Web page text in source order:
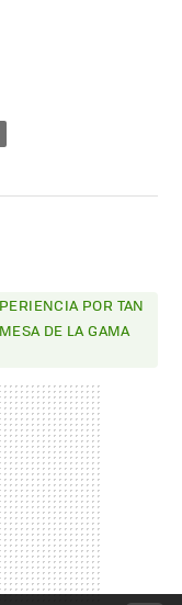
POR TAN
DE LA GAMA